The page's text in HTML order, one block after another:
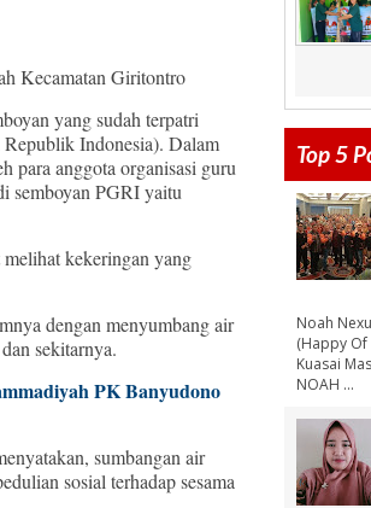
Kecamatan Giritontro
yang sudah terpatri
Republik Indonesia). Dalam
para anggota organisasi guru
semboyan PGRI yaitu
kekeringan yang
dengan menyumbang air
sekitarnya.
PK Banyudono
sumbangan air
sosial terhadap sesama
Top 5
Noah
(Happy Of
Kuasai
NOAH ...